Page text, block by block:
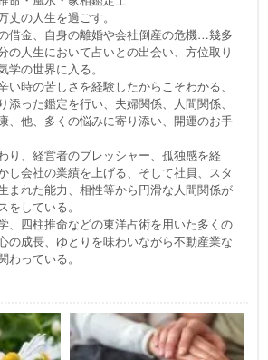
の人生を過ごす。
借金、自身の離婚や会社倒産の危機…幾多
の人生において占いとの出会い、方位取り
の世界に入る。
い時の苦しさを経験したからこそわかる、
添った鑑定を行い、夫婦関係、人間関係、
、他、多くの悩みに寄り添い、開運のお手
り、経営者のプレッシャー、孤独感を経
し会社の業績を上げる、そして社員、スタ
まれた能力、相性等から円滑な人間関係が
をしている。
、四柱推命などの東洋占術を用いた多くの
の成長、ゆとりを味わいながら不動産業な
わっている。